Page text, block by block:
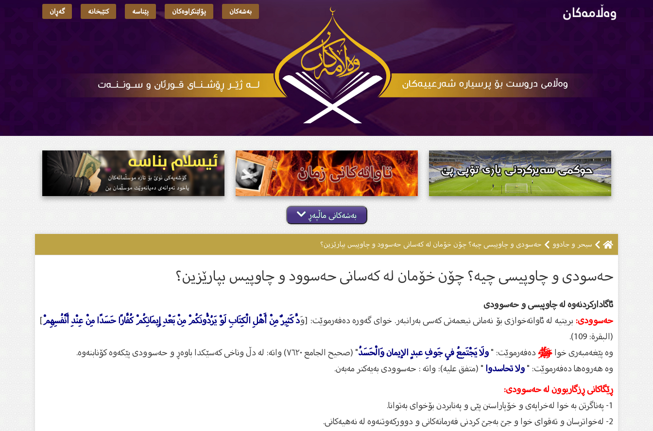
بەشەکان پۆلێنکراوەکان پێناسە کتێبخانە گەڕان
بەشەکانی ماڵپەڕ
سيحر و جادوو حەسودی و چاوپیسى چیە؟ چۆن خۆمان لە کەسانى حەسوود و چاوپیس بپارێزین؟
حەسودی و چاوپیسى چیە؟ چۆن خۆمان لە کەسانى حەسوود و چاوپیس بپارێزین؟
ئاگاداركردنەوە لە چاوپیسی و حەسوودی
حەسوودی: بریتیە لە ئاواتەخوازی بۆ نەمانی نیعمەتی كەسی بەرانبەر. خوای گەورە دەفەرموێت: [وَدَّ كَثِيرٌ مِنْ أَهْلِ الْكِتَابِ لَوْ يَرُدُّونَكُمْ مِنْ بَعْدِ إِيمَانِكُمْ كُفَّارًا حَسَدًا مِنْ عِنْدِ أَنْفُسِهِمْ]
(البقرة: 109).
وە پێغەمبەری خواﷺدەفەرموێت: "ولَا يَجْتَمِعُ فِي جَوفِ عبدٍ الإيمان وَالْحَسَدُ" (صحيح الجامع ٧٦٢٠) واتە: لە دڵ وناخی كەسێكدا باوەڕ و حەسوودی پێكەوە كۆنابنەوە.
وە هەروەها دەفەرموێت: "ولا تحاسدوا" (متفق علیە): واتە : حەسوودی بەیەكتر مەبەن.
ڕێگاكانی ڕزگاربوون لە حەسوودی:
1- پەناگرتن بە خوا لەخراپەی و خۆپاراستن پێی و پەنابردن بۆخوای بەتوانا.
2- لەخواترسان و تەقوای خوا و جێ بەجێ كردنی فەرمانەكانی و دووركەوتنەوە لە نەهیەكانی.